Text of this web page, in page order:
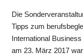
Die
Tipps zum
International
am 23. März 2017